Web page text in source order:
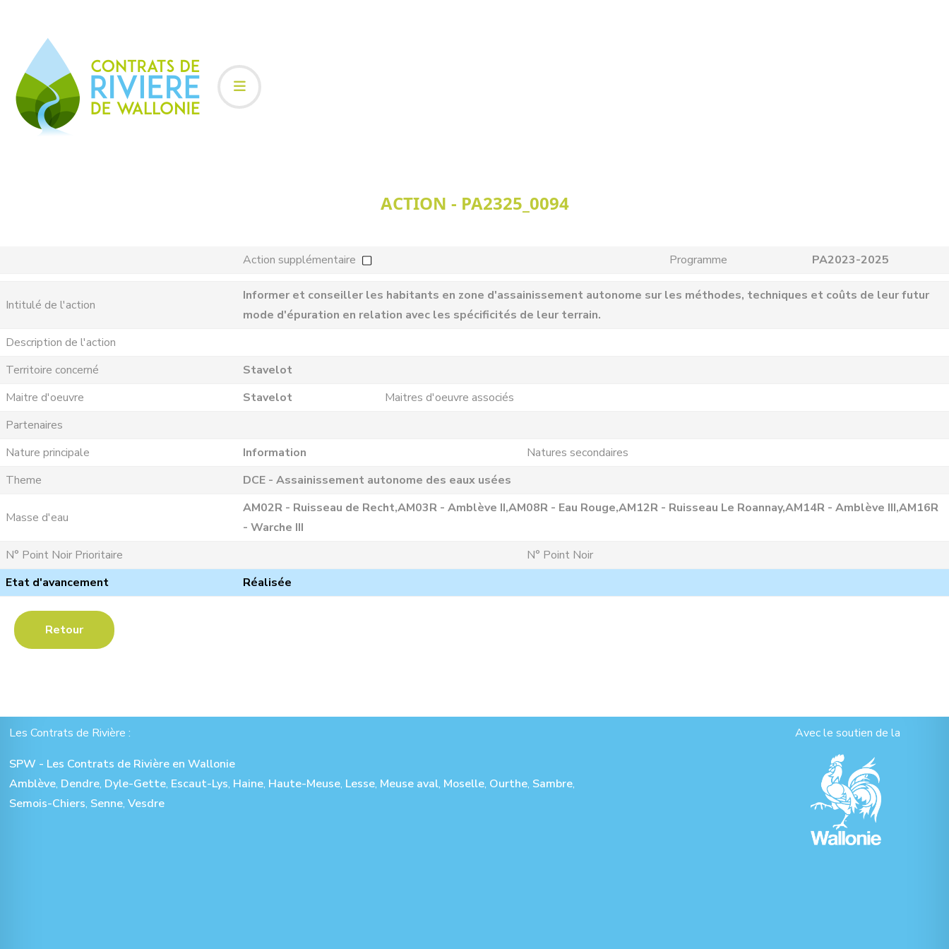
ACTION - PA2325_0094
Action supplémentaire Programme PA2023-2025
Intitulé de l'action
Informer et conseiller les habitants en zone d'assainissement autonome sur les méthodes, techniques et coûts de leur futur
mode d'épuration en relation avec les spécificités de leur terrain.
Description de l'action
Territoire concerné
Stavelot
Maitre d'oeuvre
Stavelot
Maitres d'oeuvre associés
Partenaires
Nature principale
Information
Natures secondaires
Theme
DCE - Assainissement autonome des eaux usées
Masse d'eau
AM02R - Ruisseau de Recht,AM03R - Amblève II,AM08R - Eau Rouge,AM12R - Ruisseau Le Roannay,AM14R - Amblève III,AM16R
- Warche III
N° Point Noir Prioritaire
N° Point Noir
Etat d'avancement
Réalisée
Retour
Les Contrats de Rivière :
SPW - Les Contrats de Rivière en Wallonie
Amblève, Dendre, Dyle-Gette, Escaut-Lys, Haine, Haute-Meuse, Lesse, Meuse aval, Moselle, Ourthe, Sambre,
Semois-Chiers, Senne, Vesdre
Avec le soutien de la